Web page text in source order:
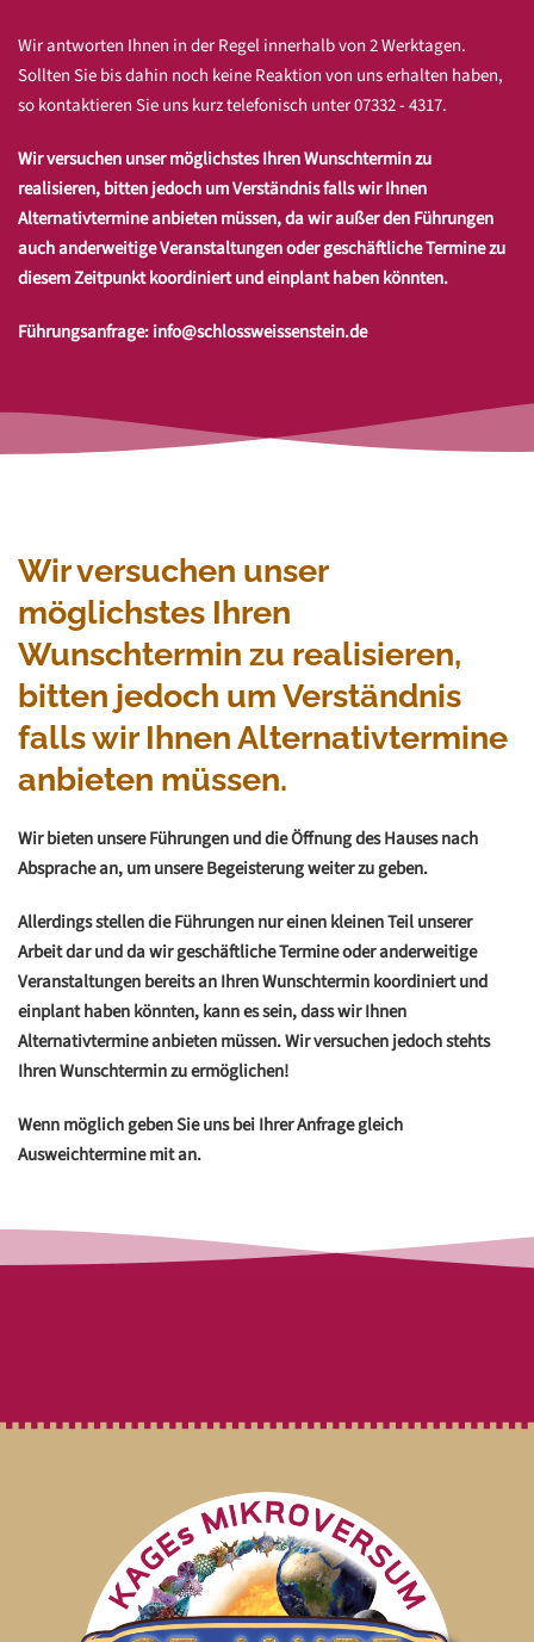
Wir antworten Ihnen in der Regel innerhalb von 2 Werktagen.
Sollten Sie bis dahin noch keine Reaktion von uns erhalten haben,
so kontaktieren Sie uns kurz telefonisch unter 07332 - 4317.
Wir versuchen unser möglichstes Ihren Wunschtermin zu
realisieren, bitten jedoch um Verständnis falls wir Ihnen
Alternativtermine anbieten müssen, da wir außer den Führungen
auch anderweitige Veranstaltungen oder geschäftliche Termine zu
diesem Zeitpunkt koordiniert und einplant haben könnten.
Führungsanfrage:info@schlossweissenstein.de
Wir versuchen unser
möglichstes Ihren
Wunschtermin zu realisieren,
bitten jedoch um Verständnis
falls wir Ihnen Alternativtermine
anbieten müssen.
Wir bieten unsere Führungen und die Öffnung des Hauses nach
Absprache an, um unsere Begeisterung weiter zu geben.
Allerdings stellen die Führungen nur einen kleinen Teil unserer
Arbeit dar und da wir geschäftliche Termine oder anderweitige
Veranstaltungen bereits an Ihren Wunschtermin koordiniert und
einplant haben könnten, kann es sein, dass wir Ihnen
Alternativtermine anbieten müssen. Wir versuchen jedoch stehts
Ihren Wunschtermin zu ermöglichen!
Wenn möglich geben Sie uns bei Ihrer Anfrage gleich
Ausweichtermine mit an.